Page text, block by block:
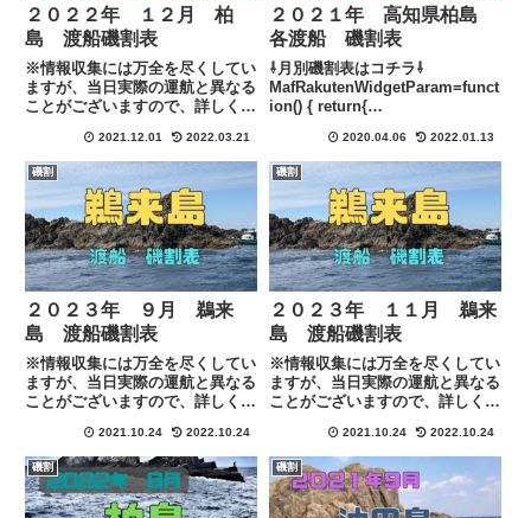
２０２２年 １２月 柏
島 渡船磯割表
※情報収集には万全を尽くしてい
ますが、当日実際の運航と異なる
ことがございますので、詳しくは
先にて直接ご確認お願い致しま
す。
2021.12.01 2022.03.21
２０２１年 高知県柏島
各渡船 磯割表
⇩月別磯割表はコチラ⇩
MafRakutenWidgetParam=funct
ion() { return{
ommend:'on',auto_mode:'on',a
_id:...
2020.04.06 2022.01.13
磯割
２０２３年 ９月 鵜来
島 渡船磯割表
※情報収集には万全を尽くしてい
ますが、当日実際の運航と異なる
ことがございますので、詳しくは
先にて直接ご確認お願い致しま
す。
2021.10.24 2022.10.24
磯割
２０２３年 １１月 鵜来
島 渡船磯割表
※情報収集には万全を尽くしてい
ますが、当日実際の運航と異なる
ことがございますので、詳しくは
先にて直接ご確認お願い致しま
す。
2021.10.24 2022.10.24
磯割 磯割